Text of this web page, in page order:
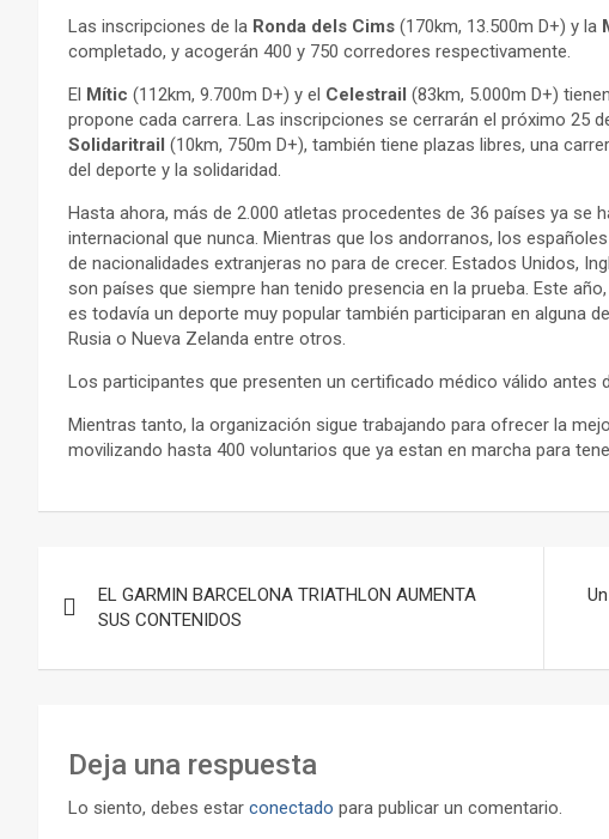
Las inscripciones de la Ronda dels Cims (170km, 13.500m D+) y la
completado, y acogerán 400 y 750 corredores respectivamente.
El Mític (112km, 9.700m D+) y el Celestrail (83km, 5.000m D+)
propone cada carrera. Las inscripciones se cerrarán el próximo 25
Solidaritrail (10km, 750m D+), también tiene plazas libres, una
del deporte y la solidaridad.
Hasta ahora, más de 2.000 atletas procedentes de 36 países ya se
internacional que nunca. Mientras que los andorranos, los
de nacionalidades extranjeras no para de crecer. Estados Unidos,
son países que siempre han tenido presencia en la prueba. Este
es todavía un deporte muy popular también participaran en alguna
Rusia o Nueva Zelanda entre otros.
Los participantes que presenten un certificado médico válido antes
Mientras tanto, la organización sigue trabajando para ofrecer la
movilizando hasta 400 voluntarios que ya estan en marcha para
de
entradas
EL GARMIN BARCELONA TRIATHLON AUMENTA
SUS CONTENIDOS
Deja una respuesta
Lo siento, debes estar conectado para publicar un comentario.